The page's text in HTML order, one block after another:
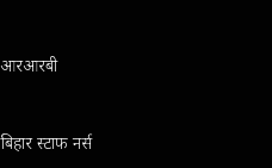
आरआरबी
बिहार स्टाफ नर्स